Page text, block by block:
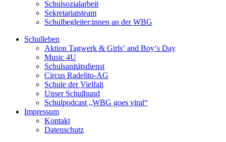
Schulsozialarbeit
Sekretariatsteam
Schulbegleiter:innen an der WBG
Schulleben
Aktion Tagwerk & Girls‘ and Boy‘s Day
Music 4U
Schulsanitätsdienst
Circus Radelito-AG
Schule der Vielfalt
Unser Schulhund
Schulpodcast „WBG goes viral“
Impressum
Kontakt
Datenschutz